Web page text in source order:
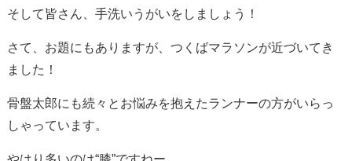
そして皆さん、手洗いうがいをしましょう！
さて、お題にもありますが、つくばマラソンが近づいてき
ました！
骨盤太郎にも続々とお悩みを抱えたランナーの方がいらっ
しゃっています。